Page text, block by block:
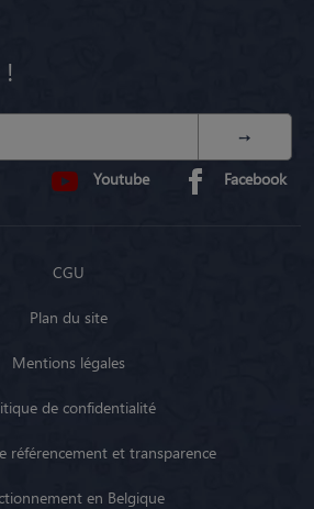
Youtube Facebook
CGU
Plan du site
Mentions légales
de confidentialité
référencement et transparence
en Belgique